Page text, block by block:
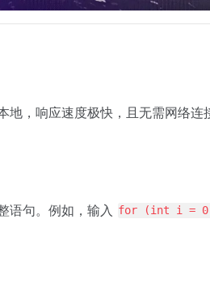
，响应速度极快，且无需网络连
语句。例如，输入 for (int i =